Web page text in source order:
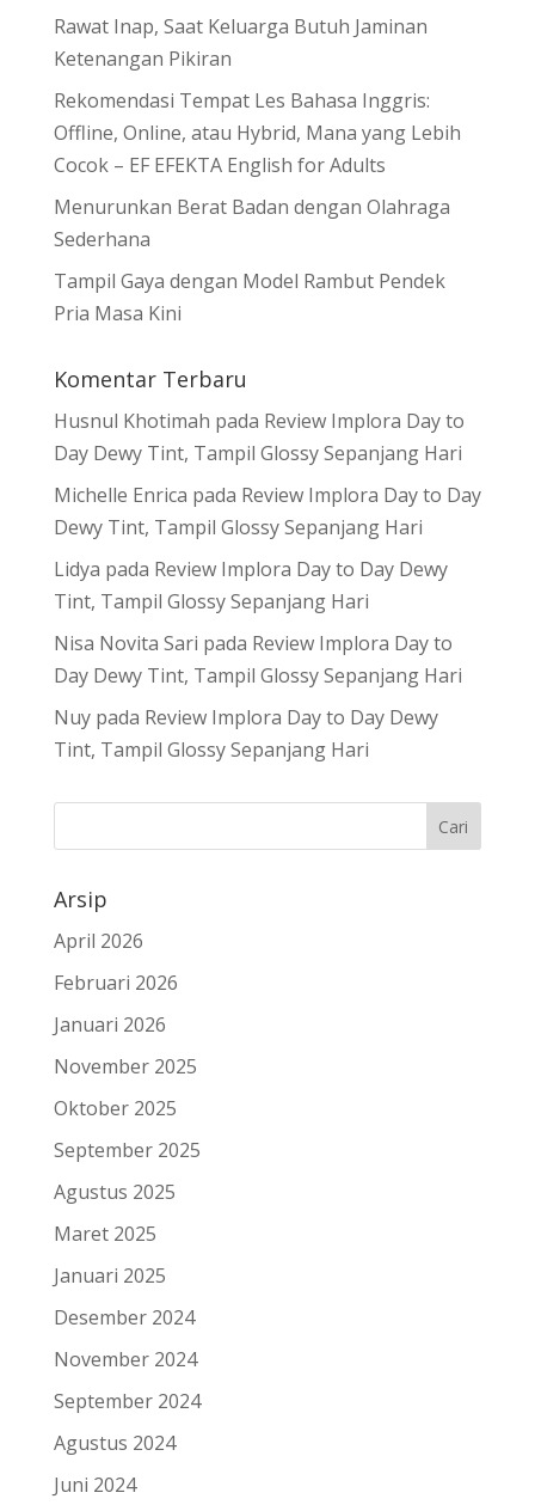
Rawat Inap, Saat Keluarga Butuh Jaminan
Ketenangan Pikiran
Rekomendasi Tempat Les Bahasa Inggris:
Offline, Online, atau Hybrid, Mana yang Lebih
Cocok – EF EFEKTA English for Adults
Menurunkan Berat Badan dengan Olahraga
Sederhana
Tampil Gaya dengan Model Rambut Pendek
Pria Masa Kini
Komentar Terbaru
Husnul Khotimah pada Review Implora Day to
Day Dewy Tint, Tampil Glossy Sepanjang Hari
Michelle Enrica pada Review Implora Day to Day
Dewy Tint, Tampil Glossy Sepanjang Hari
Lidya pada Review Implora Day to Day Dewy
Tint, Tampil Glossy Sepanjang Hari
Nisa Novita Sari pada Review Implora Day to
Day Dewy Tint, Tampil Glossy Sepanjang Hari
Nuypada Review Implora Day to Day Dewy
Tint, Tampil Glossy Sepanjang Hari
Arsip
April 2026
Februari 2026
Januari 2026
November 2025
Oktober 2025
September 2025
Agustus 2025
Maret 2025
Januari 2025
Desember 2024
November 2024
September 2024
Agustus 2024
Juni 2024